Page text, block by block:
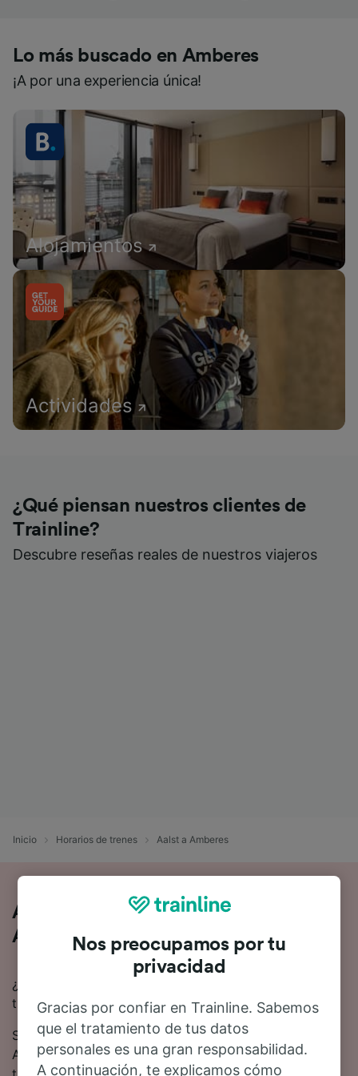
Lo más buscado en Amberes
¡A por una experiencia única!
Alojamientos
Actividades
¿Qué piensan nuestros clientes de
Trainline?
Descubre reseñas reales de nuestros viajeros
Inicio Horarios de trenes Aalst a Amberes
Así es viajar en tren de Aalst a
Amberes
¿Buscas información para ir de Aalst a Amberes en
tren? Empieza tu viaje con nosotros.
Se tardan 1 hora 29 minutos de media en viajar de
Aalst a Amberes en tren. Alrededor de 85 trenes
Nos preocupamos por tu
privacidad
Gracias por confiar en Trainline. Sabemos
que el tratamiento de tus datos
personales es una gran responsabilidad.
A continuación, te explicamos cómo